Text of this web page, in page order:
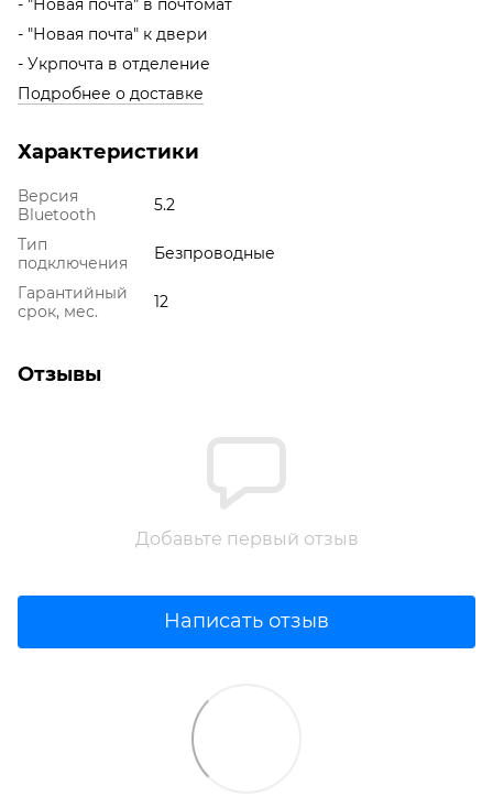
- "Новая почта" к двери
- Укрпочта в отделение
Подробнее о доставке
Характеристики
Версия
Bluetooth
5.2
Тип
подключения
Безпроводные
Гарантийный
срок, мес.
12
Отзывы
Добавьте первый отзыв
Написать отзыв